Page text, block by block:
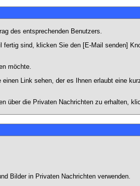
des entsprechenden Benutzers.
fertig sind, klicken Sie den [E-Mail senden]
möchte.
Link sehen, der es Ihnen erlaubt eine
über die Privaten Nachrichten zu erhalten,
Bilder in Privaten Nachrichten verwenden.